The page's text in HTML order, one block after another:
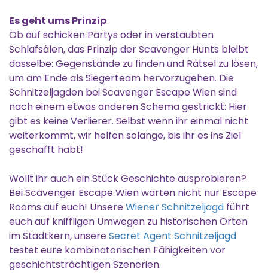
Es geht ums Prinzip
Ob auf schicken Partys oder in verstaubten
Schlafsälen, das Prinzip der Scavenger Hunts bleibt
dasselbe: Gegenstände zu finden und Rätsel zu lösen,
um am Ende als Siegerteam hervorzugehen. Die
Schnitzeljagden bei Scavenger Escape Wien sind
nach einem etwas anderen Schema gestrickt: Hier
gibt es keine Verlierer. Selbst wenn ihr einmal nicht
weiterkommt, wir helfen solange, bis ihr es ins Ziel
geschafft habt!
Wollt ihr auch ein Stück Geschichte ausprobieren?
Bei Scavenger Escape Wien warten nicht nur Escape
Rooms auf euch! UnsereWiener Schnitzeljagd führt
euch auf kniffligen Umwegen zu historischen Orten
im Stadtkern, unsereSecret Agent Schnitzeljagd
testet eure kombinatorischen Fähigkeiten vor
geschichtsträchtigen Szenerien.